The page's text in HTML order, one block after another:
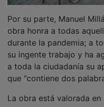
obra honra a todas
durante la pandemia; a
su ingente trabajo y ha
a toda la ciudadanía su
que “contiene dos
Ayuntamiento ha